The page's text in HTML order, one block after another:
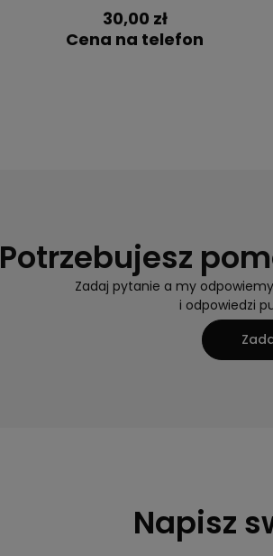
30,00 zł
Cena na telefon
Potrzebujesz
Zadaj pytanie a my
i odpowiedzi
Napisz